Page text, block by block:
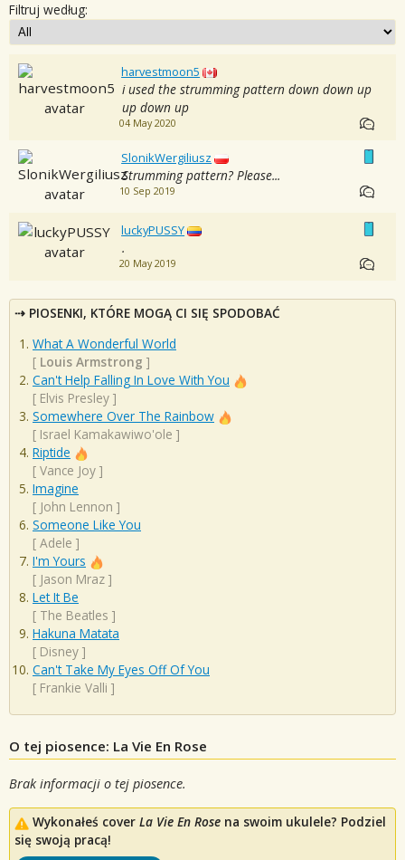
Filtruj według:
harvestmoon5
i used the strumming pattern down down up
up down up
04 May 2020
SlonikWergiliusz
Strumming pattern? Please...
10 Sep 2019
luckyPUSSY
.
20 May 2019
PIOSENKI, KTÓRE MOGĄ CI SIĘ SPODOBAĆ
What A Wonderful World
[ Louis Armstrong ]
Can't Help Falling In Love With You
[ Elvis Presley ]
Somewhere Over The Rainbow
[ Israel Kamakawiwo'ole ]
Riptide
[ Vance Joy ]
Imagine
[ John Lennon ]
Someone Like You
[ Adele ]
I'm Yours
[ Jason Mraz ]
Let It Be
[ The Beatles ]
Hakuna Matata
[ Disney ]
Can't Take My Eyes Off Of You
[ Frankie Valli ]
O tej piosence: La Vie En Rose
Brak informacji o tej piosence.
Wykonałeś cover La Vie En Rose na swoim ukulele? Podziel
się swoją pracą!